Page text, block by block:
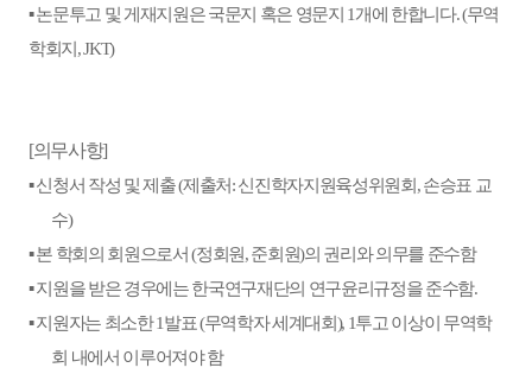
▪논문투고 및 게재지원은 국문지 혹은 영문지 1개에 한합니다. (무역
학회지, JKT)
[의무사항]
▪신청서 작성 및 제출(제출처:신진학자지원육성위원회,손승표 교
수)
▪본 학회의 회원으로서(정회원,준회원)의 권리와 의무를 준수함
▪지원을 받은 경우에는 한국연구재단의 연구윤리규정을 준수함.
▪지원자는 최소한1발표(무역학자 세계대회), 1투고 이상이 무역학
회 내에서 이루어져야 함